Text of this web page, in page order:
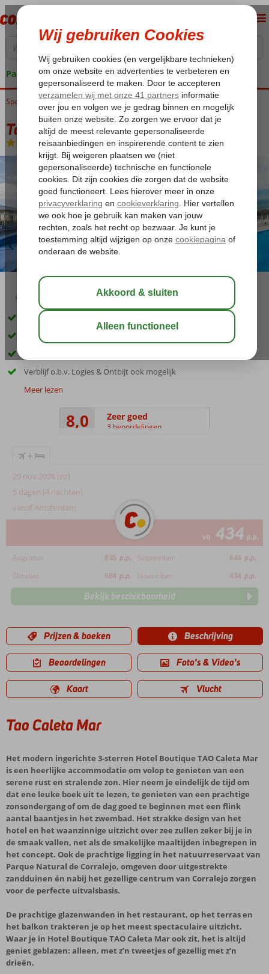
Pakketgarantie
Home
Spanje Canarische Eilanden Fuerteventura Corralejo Tao Caleta Mar
Tao Caleta Mar
Logies-Hotel
04:30 aug 27°C
Kleinschalig boutique hotel
Direct aan het strand
Verblijf o.b.v. Logies & Ontbijt ook mogelijk
Meer lezen
8,0 Zeer goed
3 beoordelingen
+
29 nov 2026 (zo)
5 dagen (4 nachten)
vanaf Amsterdam
va 434 p.p.
Augustus 835 p.p. September 644 p.p.
Oktober
684 p.p. November 434 p.p.
Bekijk beschikbaarheid
Prijzen & boeken Beschrijving
Beoordelingen Foto's & Video's
Kaart Vlucht
Tao Caleta Mar
Het modern ingerichte 3-sterren Hotel Boutique TAO Caleta Mar
is een heerlijke accommodatie om volop te genieten van een
serene rust en stralende zon. Hier neem je eindelijk de tijd om
dat ene leuke boek uit te lezen, te genieten van een prachtige
zonsondergang of om de dag goed te beginnen met een flink
aantal baantjes in het zwembad. Het strakke design van het
hotel en het waanzinnige uitzicht over zee zullen zeker bij je in
de smaak vallen, net als de smakelijke maaltijden inbegrepen in
het concept. Ook de prachtige ligging in het natuurreservaat van
Parque Natural de Corralejo, omgeven door uitgestrekte
zandduinen én nabij het gezellige centrum van Corralejo zorgen
voor de perfecte uitvalsbasis.
De prachtige glazenwanden in het restaurant, op het terras en
het balkon trakteren je op het meest spectaculaire uitzicht.
Waar je in Hotel Boutique TAO Caleta Mar ook zit, het is altijd
geniet geblazen: alleen, met z’n tweetjes of gezellig met z’n
drieën.